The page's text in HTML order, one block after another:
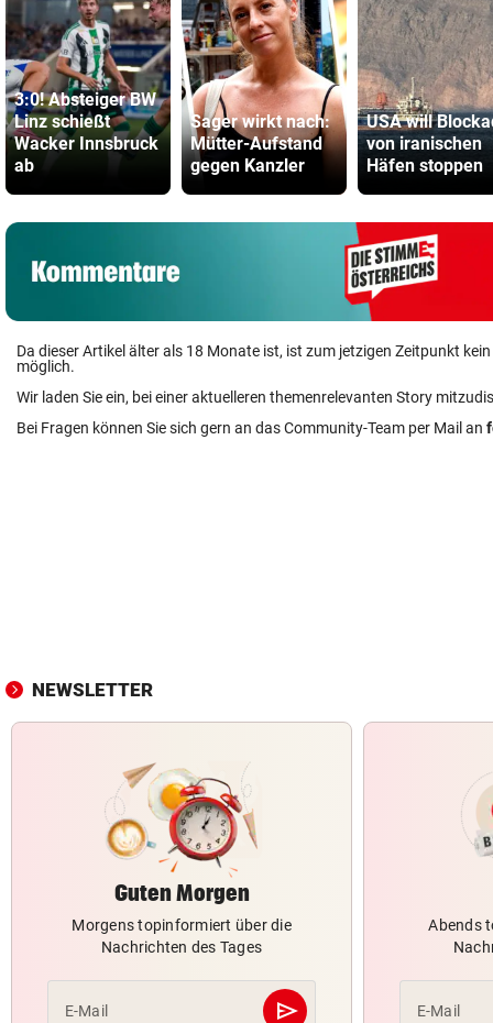
3:0! Absteiger BW
Linz schießt
Wacker Innsbruck
ab
Sager wirkt nach:
Mütter-Aufstand
gegen Kanzler
USA will
von iranischen
Häfen stoppen
Da dieser Artikel älter als 18 Monate ist, ist zum jetzigen Zeitpunkt
möglich.
Wir laden Sie ein, bei einer aktuelleren themenrelevanten Story
Bei Fragen können Sie sich gern an das Community-Team per Mail an
NEWSLETTER
Guten Morgen
Morgens topinformiert über die
Nachrichten des Tages
E-Mail send
Abschicken
Abends
E-Mail